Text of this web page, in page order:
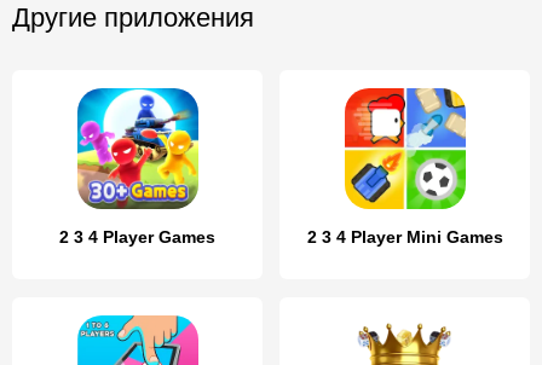
Другие приложения
2 3 4 Player Games 2 3 4 Player Mini Games